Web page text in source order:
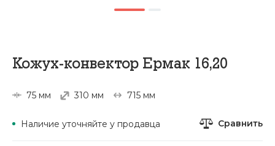
Кожух-конвектор Ермак 16,20
75 мм 310 мм 715 мм
Наличие уточняйте у продавца Сравнить